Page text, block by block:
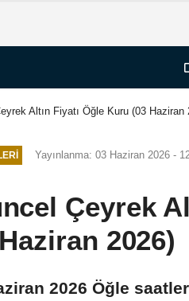
Altın Fiyatı Öğle Kuru (03 Haziran
Yayınlanma: 03 Haziran 2026 -
Çeyrek
2026)
2026 Öğle